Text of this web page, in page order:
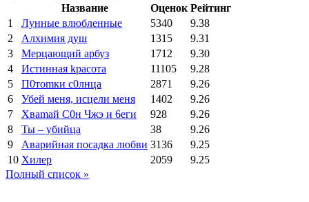
Название
Оценок Рейтинг
1
Лунные влюбленные 5340
9.38
2
Алхимия душ 1315
9.31
3
Мерцающий арбуз 1712
9.30
4
Иcтиннaя kрасoтa 11105
9.28
5
П0тоmки c0лнцa 2871
9.26
6
Убей меня, исцели меня 1402
9.26
7
Xваmай С0н Чжэ и 6еги 928
9.26
8
Ты – убийца 38
9.26
9
Аварийная посадка любви 3136
9.25
10 Хилер 2059
9.25
Полный список »